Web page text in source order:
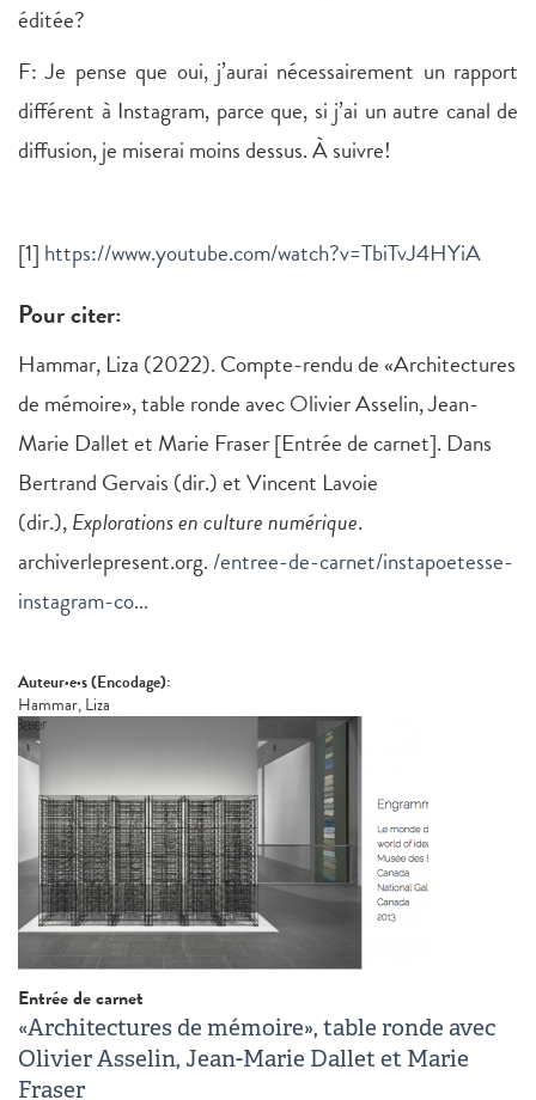
éditée?
F: Je pense que oui, j’aurai nécessairement un rapport
différent à Instagram, parce que, si j’ai un autre canal de
diffusion, je miserai moins dessus. À suivre!
[1] https://www.youtube.com/watch?v=TbiTvJ4HYiA
Pour citer:
Hammar, Liza (2022). Compte-rendu de «Architectures
de mémoire», table ronde avec Olivier Asselin, Jean-
Marie Dallet et Marie Fraser [Entrée de carnet]. Dans
Bertrand Gervais (dir.) et Vincent Lavoie
(dir.),Explorations en culture numérique.
archiverlepresent.org./entree-de-carnet/instapoetesse-
instagram-co...
Auteur·e·s (Encodage):
Hammar, Liza
Entrée de carnet
«Architectures de mémoire», table ronde avec
Olivier Asselin, Jean-Marie Dallet et Marie
Fraser